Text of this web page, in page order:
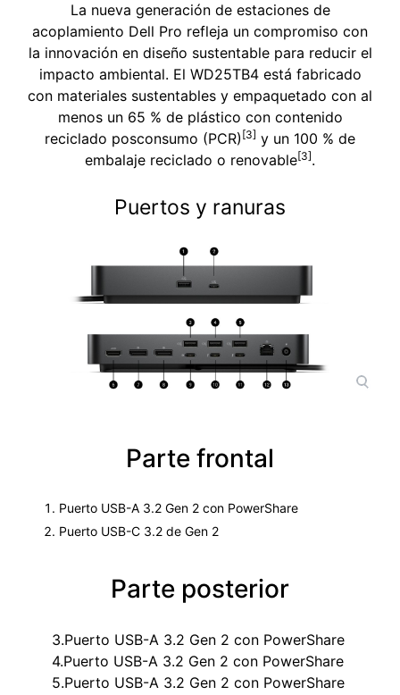
La nueva generación de estaciones de
acoplamiento Dell Pro refleja un compromiso con
la innovación en diseño sustentable para reducir el
impacto ambiental. El WD25TB4 está fabricado
con materiales sustentables y empaquetado con al
menos un 65 % de plástico con contenido
reciclado posconsumo (PCR) [3] y un 100 % de
embalaje reciclado o renovable[3].
Puertos y ranuras
Parte frontal
Puerto USB-A 3.2 Gen 2 con PowerShare
Puerto USB-C 3.2 de Gen 2
Parte posterior
3.Puerto USB-A 3.2 Gen 2 con PowerShare
4.Puerto USB-A 3.2 Gen 2 con PowerShare
5.Puerto USB-A 3.2 Gen 2 con PowerShare